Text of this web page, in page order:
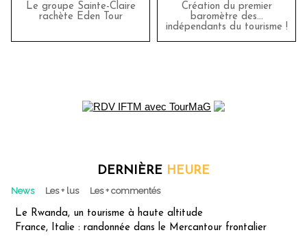
Le groupe Sainte-Claire
rachète Eden Tour
Création du premier
baromètre des…
indépendants du tourisme !
DERNIÈRE HEURE
News Les + lus Les + commentés
Le Rwanda, un tourisme à haute altitude
France, Italie : randonnée dans le Mercantour frontalier